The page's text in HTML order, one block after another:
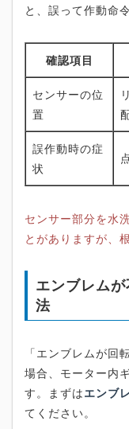
と、誤って作動命
確認項目
センサーの位
置
誤作動時の症
状
センサー部分を水
とがありますが、
エンブレム
法
「エンブレムが回
場合、モーター内
す。まずはエンブ
てください。